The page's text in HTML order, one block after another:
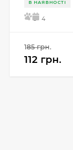
В НАЯВНОСТІ
5 4
185 грн.
112 грн.